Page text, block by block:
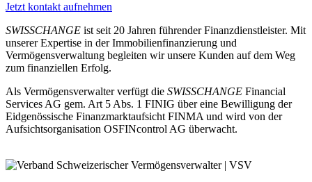
Jetzt kontakt aufnehmen
SWISSCHANGE ist seit 20 Jahren führender Finanzdienstleister. Mit
unserer Expertise in der Immobilienfinanzierung und
Vermögensverwaltung begleiten wir unsere Kunden auf dem Weg
zum finanziellen Erfolg.
Als Vermögensverwalter verfügt die SWISSCHANGE Financial
Services AG gem. Art 5 Abs. 1 FINIG über eine Bewilligung der
Eidgenössische Finanzmarktaufsicht FINMA und wird von der
Aufsichtsorganisation OSFINcontrol AG überwacht.